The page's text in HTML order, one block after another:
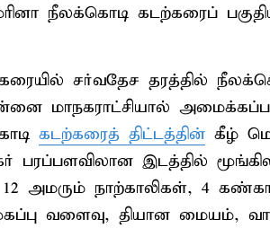
நீலக்கொடி கடற்கரைப்
சர்வதேச தரத்தில்
மாநகராட்சியால்
கடற்கரைத் திட்டத்தின் கீழ்
பரப்பளவிலான இடத்தில்
12 அமரும் நாற்காலிகள், 4
வளைவு, தியான மையம்,